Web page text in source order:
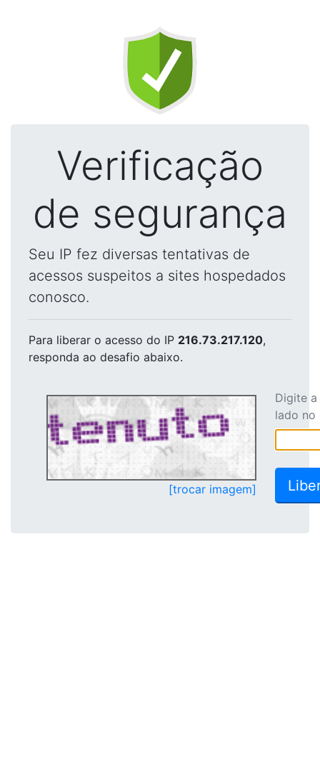
Verificação
de segurança
Seu IP fez diversas tentativas de
acessos suspeitos a sites hospedados
conosco.
Para liberar o acesso do IP 216.73.217.120,
responda ao desafio abaixo.
[trocar imagem]
Digite
lado no